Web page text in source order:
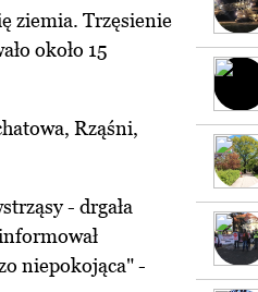
ziemia. Trzęsienie
około 15
Rząśni,
- drgała
niepokojąca" -